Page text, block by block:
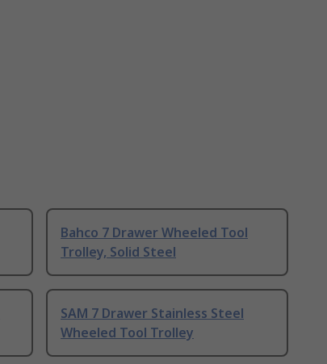
Bahco 7 Drawer Wheeled Tool
Trolley, Solid Steel
SAM 7 Drawer Stainless Steel
Wheeled Tool Trolley